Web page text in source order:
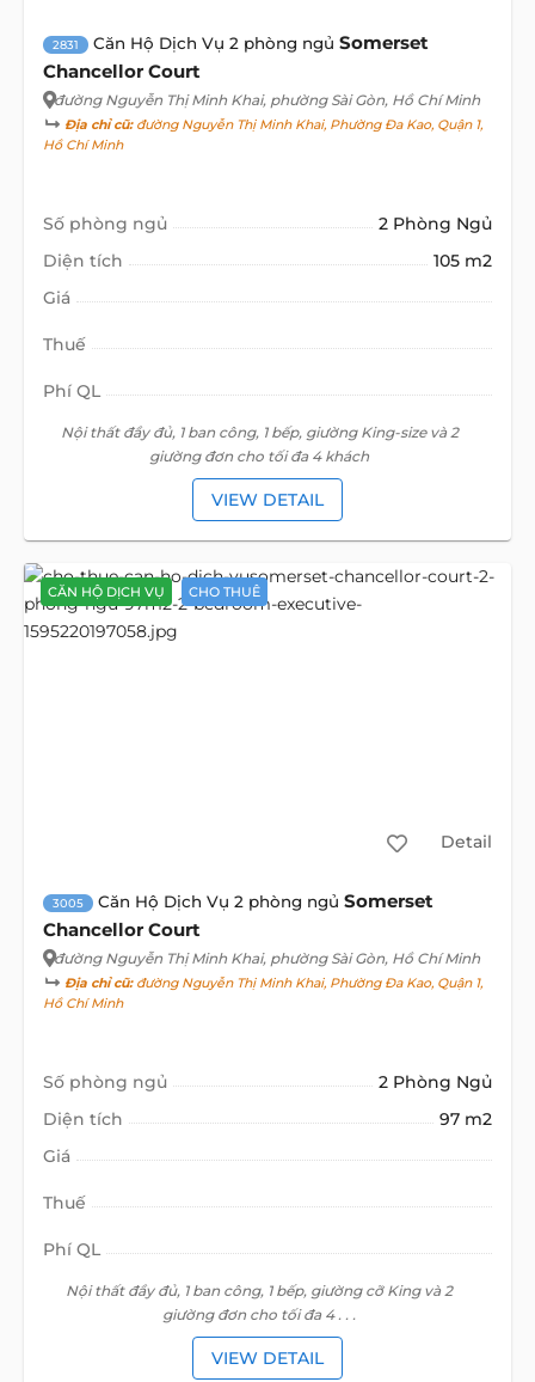
2831 Căn Hộ Dịch Vụ 2 phòng ngủ Somerset
Chancellor Court
đường Nguyễn Thị Minh Khai, phường Sài Gòn, Hồ Chí Minh
Địa chỉ cũ:đường Nguyễn Thị Minh Khai, Phường Đa Kao, Quận 1,
Hồ Chí Minh
Số phòng ngủ
2 Phòng Ngủ
Diện tích
105 m2
Giá
Thuế
Phí QL
Nội thất đầy đủ, 1 ban công, 1 bếp, giường King-size và 2
giường đơn cho tối đa 4 khách
VIEW DETAIL
CĂN HỘ DỊCH VỤ CHO THUÊ
Detail
3005 Căn Hộ Dịch Vụ 2 phòng ngủ Somerset
Chancellor Court
đường Nguyễn Thị Minh Khai, phường Sài Gòn, Hồ Chí Minh
Địa chỉ cũ:đường Nguyễn Thị Minh Khai, Phường Đa Kao, Quận 1,
Hồ Chí Minh
Số phòng ngủ
2 Phòng Ngủ
Diện tích
97 m2
Giá
Thuế
Phí QL
Nội thất đầy đủ, 1 ban công, 1 bếp, giường cỡ King và 2
giường đơn cho tối đa 4 . . .
VIEW DETAIL